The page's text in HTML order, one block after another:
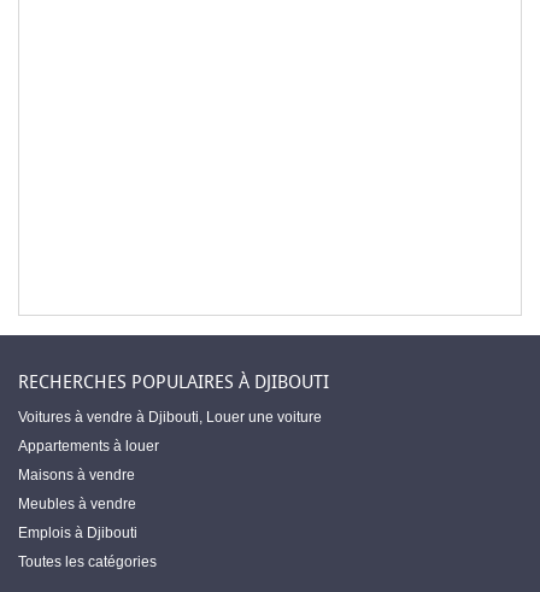
RECHERCHES POPULAIRES À DJIBOUTI
Voitures à vendre à Djibouti, Louer une voiture
Appartements à louer
Maisons à vendre
Meubles à vendre
Emplois à Djibouti
Toutes les catégories